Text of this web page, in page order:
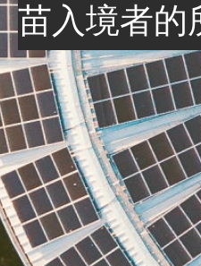
苗入境者的